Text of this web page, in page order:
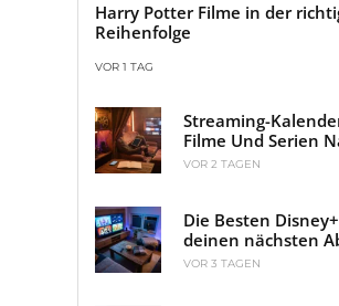
Harry Potter Filme in der
Reihenfolge
VOR 1 TAG
Streaming-
Filme Und Serien
VOR 2 TAGEN
Die Besten
deinen nächsten
VOR 3 TAGEN